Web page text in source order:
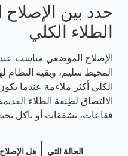
حدد بين
الطلاء الكلي
الإصلاح الموضعي مناسب
المحيط سليم، وبقية النظام
الكلي أكثر ملاءمة عندما
الالتصاق لطِبقة الطلاء
فقاعات، تشققات أو تآكل
الحالة التي
هل الإصلاح